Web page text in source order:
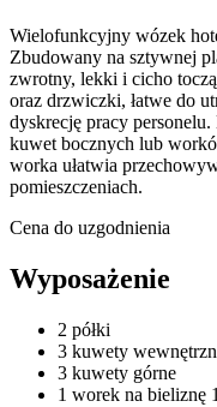
Wielofunkcyjny wózek
Zbudowany na sztywnej
zwrotny, lekki i cicho
oraz drzwiczki, łatwe do
dyskrecję pracy
kuwet bocznych lub
worka ułatwia
pomieszczeniach.
Cena do uzgodnienia
Wyposażenie
2 półki
3 kuwety
3 kuwety górne
1 worek na bieliznę